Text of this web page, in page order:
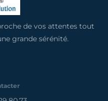
de vos attentes tout
grande sérénité.